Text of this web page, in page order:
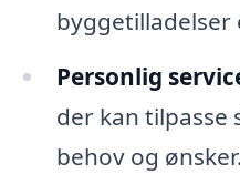
byggetilladelser
Personlig
der kan tilpasse
behov og ønsker.